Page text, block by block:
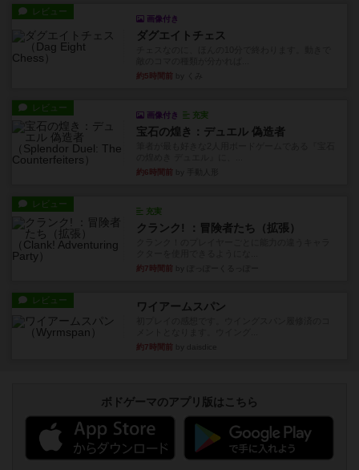
レビュー
画像付き
ダグエイトチェス
約5時間前
レビュー
画像付き 充実
宝石の煌き：デュエル 偽造者
約6時間前
レビュー
充実
クランク! ：冒険者たち（拡張）
約7時間前
レビュー ワイアームスパン
約7時間前
ボドゲーマのアプリ版はこちら